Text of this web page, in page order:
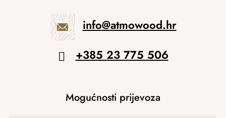
info@atmowood.hr
+385 23 775 506
Mogućnosti prijevoza